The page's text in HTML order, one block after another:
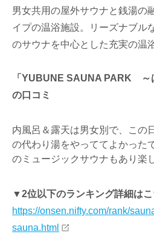
男女共用の屋外サウナと銭湯の
イプの温浴施設。リーズナブル
のサウナを中心とした充実の温
「YUBUNE SAUNA PARK ～
の口コミ
内風呂＆露天は男女別で、この
の代わり湯をやっててよかった
のミュージックサウナもあり楽
▼2位以下のランキング詳細はこ
https://onsen.nifty.com/rank/
sauna.html